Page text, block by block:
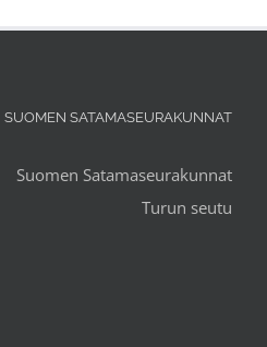
SUOMEN SATAMASEURAKUNNAT
Suomen Satamaseurakunnat
Turun seutu